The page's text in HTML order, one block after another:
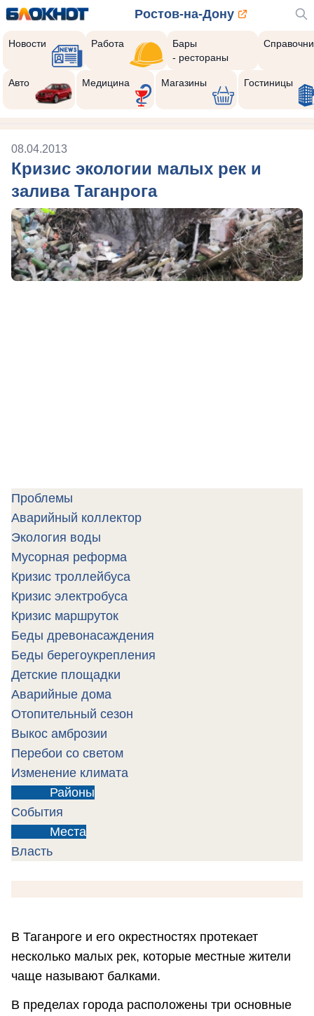
Ростов-на-Дону
Новости Работа
Бары
- рестораны
Авто Медицина Магазины Гостиницы
08.04.2013
Кризис экологии малых рек и
залива Таганрога
Проблемы
Аварийный коллектор
Экология воды
Мусорная реформа
Кризис троллейбуса
Кризис электробуса
Кризис маршруток
Беды древонасаждения
Беды берегоукрепления
Детские площадки
Аварийные дома
Отопительный сезон
Выкос амброзии
Перебои со светом
Изменение климата
Районы
События
Места
Власть
В Таганроге и его окрестностях протекает
несколько малых рек, которые местные жители
чаще называют балками.
В пределах города расположены три основные